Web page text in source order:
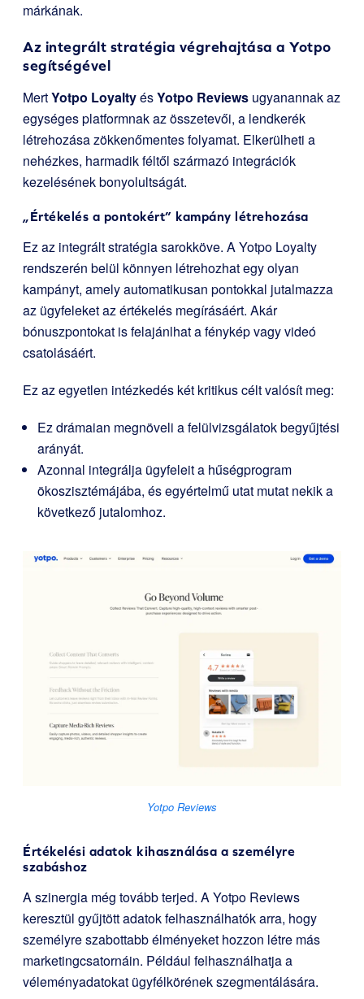
márkának.
Az integrált stratégia végrehajtása a Yotpo
segítségével
MertYotpo LoyaltyésYotpo Reviews ugyanannak az
egységes platformnak az összetevői, a lendkerék
létrehozása zökkenőmentes folyamat. Elkerülheti a
nehézkes, harmadik féltől származó integrációk
kezelésének bonyolultságát.
„Értékelés a pontokért” kampány létrehozása
Ez az integrált stratégia sarokköve. A Yotpo Loyalty
rendszerén belül könnyen létrehozhat egy olyan
kampányt, amely automatikusan pontokkal jutalmazza
az ügyfeleket az értékelés megírásáért. Akár
bónuszpontokat is felajánlhat a fénykép vagy videó
csatolásáért.
Ez az egyetlen intézkedés két kritikus célt valósít meg:
Ez drámaian megnöveli a felülvizsgálatok begyűjtési
arányát.
Azonnal integrálja ügyfeleit a hűségprogram
ökoszisztémájába, és egyértelmű utat mutat nekik a
következő jutalomhoz.
Yotpo Reviews
Értékelési adatok kihasználása a személyre
szabáshoz
A szinergia még tovább terjed. A Yotpo Reviews
keresztül gyűjtött adatok felhasználhatók arra, hogy
személyre szabottabb élményeket hozzon létre más
marketingcsatornáin. Például felhasználhatja a
véleményadatokat ügyfélkörének szegmentálására.